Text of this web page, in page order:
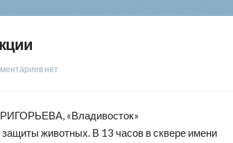
нет
«Владивосток»
животных. В 13 часов в сквере имени